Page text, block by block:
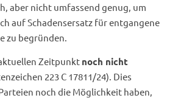
aber nicht umfassend genug, um
auf Schadensersatz für entgangene
zu begründen.
Zeitpunkt noch nicht
223 C 17811/24). Dies
noch die Möglichkeit haben,